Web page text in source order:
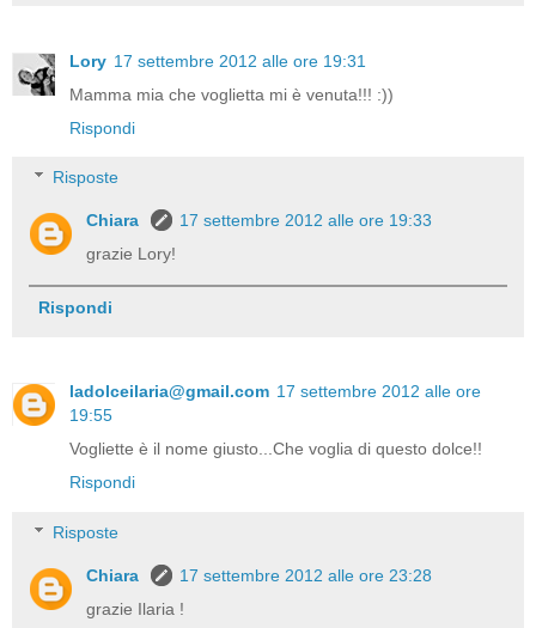
Lory 17 settembre 2012 alle ore 19:31
Mamma mia che voglietta mi è venuta!!! :))
Rispondi
Risposte
Chiara
17 settembre 2012 alle ore 19:33
grazie Lory!
Rispondi
ladolceilaria@gmail.com 17 settembre 2012 alle ore
19:55
Vogliette è il nome giusto...Che voglia di questo dolce!!
Rispondi
Risposte
Chiara
17 settembre 2012 alle ore 23:28
grazie Ilaria !